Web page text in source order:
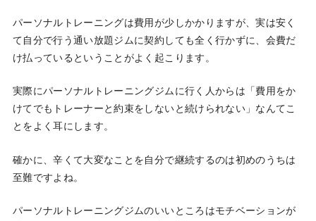
パーソナルトレーニングは費用が少しかかりますが、実は安く
て自分で行う通い放題ジムに契約しても全く行かずに、会費だ
け払っているということがよく起こります。
実際にパーソナルトレーニングジムに行く人からは「費用をか
けてでもトレーナーと約束をしないと続けられない」なんてこ
とをよく耳にします。
確かに、辛くて大変なことを自分で継続するのは初めのうちは
至難ですよね。
パーソナルトレーニングジムのいいところはモチベーションが